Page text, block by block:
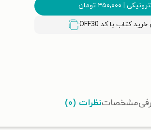
۴۵۰,۰۰۰ تومان
OFF30
مشخصاتنظرات (۰)